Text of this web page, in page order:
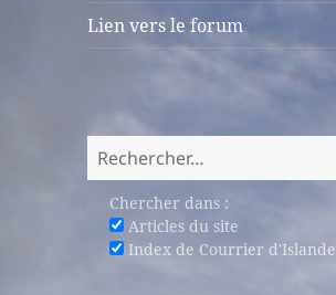
Lien vers le forum
Rechercher :
Chercher dans :
Articles du site
Index de Courrier d'Islande